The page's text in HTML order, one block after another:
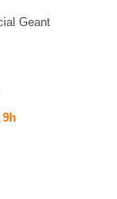
Geant
9h